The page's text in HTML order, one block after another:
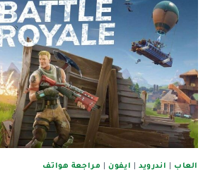
ذكية
فى
العالم
2025
العاب اندرويد| ايفون| مراجعة هواتف